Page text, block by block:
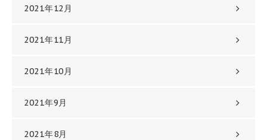
2021年12月
2021年11月
2021年10月
2021年9月
2021年8月